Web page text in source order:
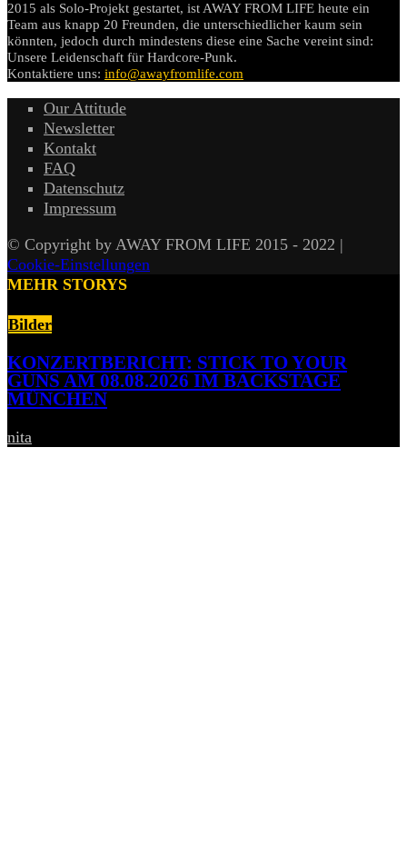
2015 als Solo-Projekt gestartet, ist AWAY FROM LIFE heute ein
Team aus knapp 20 Freunden, die unterschiedlicher kaum sein
könnten, jedoch durch mindestens diese eine Sache vereint sind:
Unsere Leidenschaft für Hardcore-Punk.
Kontaktiere uns: info@awayfromlife.com
Our Attitude
Newsletter
Kontakt
FAQ
Datenschutz
Impressum
© Copyright by AWAY FROM LIFE 2015 - 2022 |
Cookie-Einstellungen
MEHR STORYS
Bilder
KONZERTBERICHT: STICK TO YOUR
GUNS AM 08.08.2026 IM BACKSTAGE
MÜNCHEN
nita